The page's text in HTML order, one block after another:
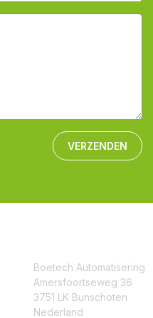
VERZENDEN
Boetech Automatisering
Amersfoortseweg 36
3751 LK Bunschoten
Nederland